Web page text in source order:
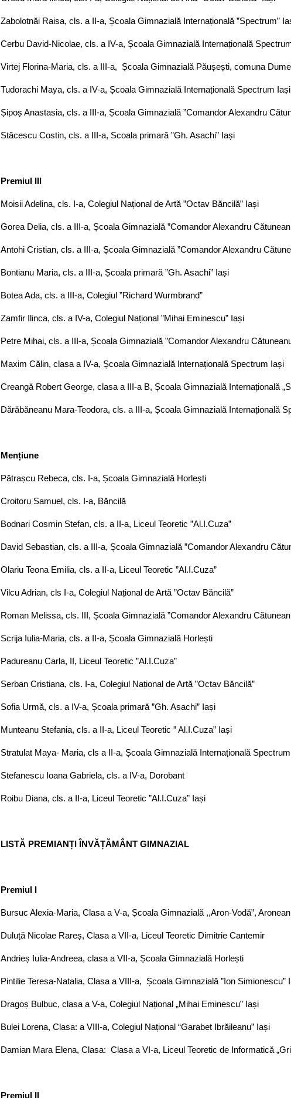
Zabolotnăi Raisa, cls. a II-a, Școala Gimnazială Internațională ”Spectrum”
Cerbu David-Nicolae, cls. a IV-a, Școala Gimnazială Internațională
Virtej Florina-Maria, cls. a III-a, Școala Gimnazială Păușești, comuna
Tudorachi Maya, cls. a IV-a, Școala Gimnazială Internațională Spectrum Iași
Șipoș Anastasia, cls. a III-a, Școala Gimnazială ”Comandor Alexandru
Stăcescu Costin, cls. a III-a, Scoala primară ”Gh. Asachi” Iași
Premiul III
Moisii Adelina, cls. I-a, Colegiul Național de Artă ”Octav Băncilă” Iași
Gorea Delia, cls. a III-a, Școala Gimnazială ”Comandor Alexandru
Antohi Cristian, cls. a III-a, Școala Gimnazială ”Comandor Alexandru
Bontianu Maria, cls. a III-a, Școala primară ”Gh. Asachi” Iași
Botea Ada, cls. a III-a, Colegiul ”Richard Wurmbrand”
Zamfir Ilinca, cls. a IV-a, Colegiul Național ”Mihai Eminescu” Iași
Petre Mihai, cls. a III-a, Școala Gimnazială ”Comandor Alexandru
Maxim Călin, clasa a IV-a, Școala Gimnazială Internațională Spectrum Iași
Creangă Robert George, clasa a III-a B, Școala Gimnazială Internațională
Dărăbăneanu Mara-Teodora, cls. a III-a, Școala Gimnazială Internațională
Mențiune
Pătrașcu Rebeca, cls. I-a, Școala Gimnazială Horlești
Croitoru Samuel, cls. I-a, Băncilă
Bodnari Cosmin Stefan, cls. a II-a, Liceul Teoretic ”Al.I.Cuza”
David Sebastian, cls. a III-a, Școala Gimnazială ”Comandor Alexandru
Olariu Teona Emilia, cls. a II-a, Liceul Teoretic ”Al.I.Cuza”
Vilcu Adrian, cls I-a, Colegiul Național de Artă ”Octav Băncilă”
Roman Melissa, cls. III, Școala Gimnazială ”Comandor Alexandru
Scrija Iulia-Maria, cls. a II-a, Școala Gimnazială Horlești
Padureanu Carla, II, Liceul Teoretic ”Al.I.Cuza”
Serban Cristiana, cls. I-a, Colegiul Național de Artă ”Octav Băncilă”
Sofia Urmă, cls. a IV-a, Școala primară ”Gh. Asachi” Iași
Munteanu Stefania, cls. a II-a, Liceul Teoretic ” Al.I.Cuza” Iași
Stratulat Maya- Maria, cls a II-a, Școala Gimnazială Internațională
Stefanescu Ioana Gabriela, cls. a IV-a, Dorobant
Roibu Diana, cls. a II-a, Liceul Teoretic ”Al.I.Cuza” Iași
LISTĂ PREMIANȚI ÎNVĂȚĂMÂNT GIMNAZIAL
Premiul I
Bursuc Alexia-Maria, Clasa a V-a, Școala Gimnazială ,,Aron-Vodă”,
Duluță Nicolae Rareș, Clasa a VII-a, Liceul Teoretic Dimitrie Cantemir
Andrieș Iulia-Andreea, clasa a VII-a, Școala Gimnazială Horlești
Pintilie Teresa-Natalia, Clasa a VIII-a, Școala Gimnazială ”Ion Simionescu”
Dragoș Bulbuc, clasa a V-a, Colegiul Național „Mihai Eminescu” Iași
Bulei Lorena, Clasa: a VIII-a, Colegiul Național “Garabet Ibrăileanu” Iași
Damian Mara Elena, Clasa: Clasa a VI-a, Liceul Teoretic de Informatică
Premiul II